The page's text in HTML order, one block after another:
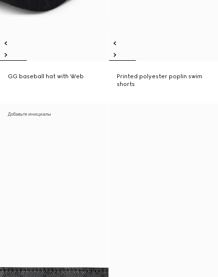
GG baseball hat with Web
Printed polyester poplin swim
shorts
Добавьте инициалы